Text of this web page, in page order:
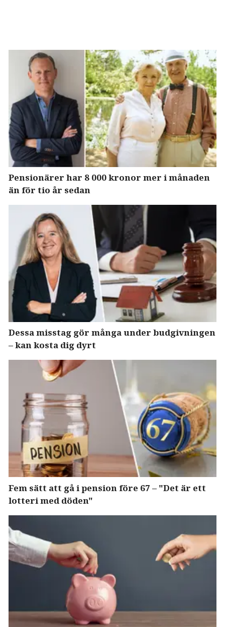
Pensionärer har 8 000 kronor mer i månaden
än för tio år sedan
Dessa misstag gör många under budgivningen
– kan kosta dig dyrt
Fem sätt att gå i pension före 67 – "Det är ett
lotteri med döden"